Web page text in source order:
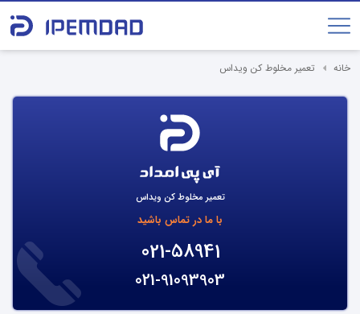
خانه تعمیر مخلوط کن ویداس
تعمیر مخلوط کن ویداس
با ما در تماس باشید
021-58941
021-91093903